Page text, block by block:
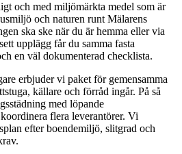
och med miljömärkta medel som är
och naturen runt Mälarens
ska ske när du är hemma eller via
upplägg får du samma fasta
en väl dokumenterad checklista.
erbjuder vi paket för gemensamma
källare och förråd ingår. På så
med löpande
flera leverantörer. Vi
efter boendemiljö, slitgrad och